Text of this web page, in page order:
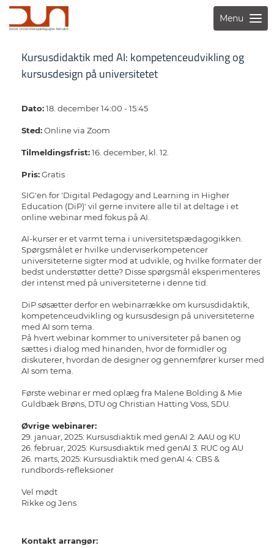
Menu
Kursusdidaktik med AI: kompetenceudvikling og
kursusdesign på universitetet
Dato:18. december 14:00 - 15:45
Sted:Online via Zoom
Tilmeldingsfrist:16. december, kl. 12.
Pris:Gratis
SIG'en for 'Digital Pedagogy and Learning in Higher
Education (DiP)' vil gerne invitere alle til at deltage i et
online webinar med fokus på AI.
AI-kurser er et varmt tema i universitetspædagogikken.
Spørgsmålet er hvilke underviserkompetencer
universiteterne sigter mod at udvikle, og hvilke formater der
bedst understøtter dette? Disse spørgsmål eksperimenteres
der intenst med på universiteterne i denne tid.
DiP søsætter derfor en webinarrække om kursusdidaktik,
kompetenceudvikling og kursusdesign på universiteterne
med AI som tema.
På hvert webinar kommer to universiteter på banen og
sættes i dialog med hinanden, hvor de formidler og
diskuterer, hvordan de designer og gennemfører kurser med
AI som tema.
Første webinar er med oplæg fra Malene Bolding & Mie
Guldbæk Brøns, DTU og Christian Hatting Voss, SDU.
Øvrige webinarer:
29. januar, 2025: Kursusdiaktik med genAI 2: AAU og KU
26. februar, 2025: Kursusdiaktik med genAI 3: RUC og AU
26. marts, 2025: Kursusdiaktik med genAI 4: CBS &
rundbords-refleksioner
Vel mødt
Rikke og Jens
Kontakt arrangør: